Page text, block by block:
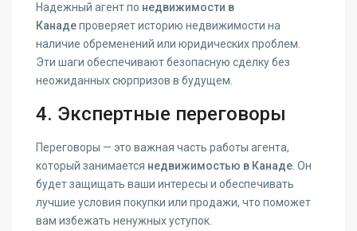
Надежный агент по недвижимости в
Канадепроверяет историю недвижимости на
наличие обременений или юридических проблем.
Эти шаги обеспечивают безопасную сделку без
неожиданных сюрпризов в будущем.
4. Экспертные переговоры
Переговоры — это важная часть работы агента,
который занимается недвижимостью в Канаде . Он
будет защищать ваши интересы и обеспечивать
лучшие условия покупки или продажи, что поможет
вам избежать ненужных уступок.